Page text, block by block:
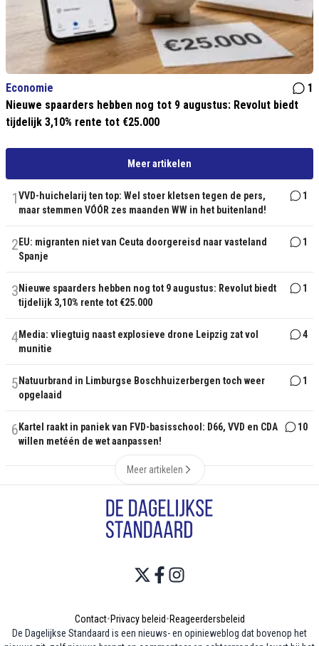
Economie
1
Nieuwe spaarders hebben nog tot 9 augustus: Revolut biedt
tijdelijk 3,10% rente tot €25.000
Meer artikelen
1VVD-huichelarij ten top: Wel stoer kletsen tegen de pers,
maar stemmen VÓÓR zes maanden WW in het buitenland!
1
2 EU: migranten niet van Ceuta doorgereisd naar vasteland
Spanje
1
3 Nieuwe spaarders hebben nog tot 9 augustus: Revolut biedt
tijdelijk 3,10% rente tot €25.000
1
4Media: vliegtuig naast explosieve drone Leipzig zat vol
munitie
4
5 Natuurbrand in Limburgse Boschhuizerbergen toch weer
opgelaaid
1
6 Kartel raakt in paniek van FVD-basisschool: D66, VVD en CDA
willen metéén de wet aanpassen!
10
Meer artikelen
Contact•Privacy beleid•Reageerdersbeleid
De Dagelijkse Standaard is een nieuws- en opinieweblog dat bovenop het